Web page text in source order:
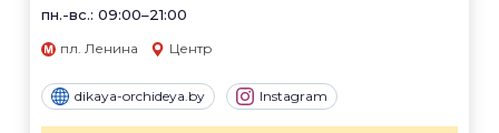
пн.-вс.: 09:00–21:00
пл. Ленина Центр
dikaya-orchideya.by Instagram